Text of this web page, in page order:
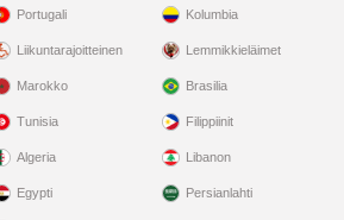
Portugali
Liikuntarajoitteinen
Kolumbia
Lemmikkieläimet
Marokko
Tunisia
Algeria
Egypti
Brasilia
Filippiinit
Libanon
Persianlahti